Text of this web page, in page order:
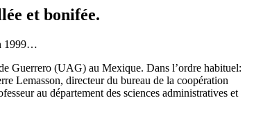
et bonifée.
1999…
Guerrero (UAG) au Mexique. Dans l’ordre habituel:
Lemasson, directeur du bureau de la coopération
au département des sciences administratives et